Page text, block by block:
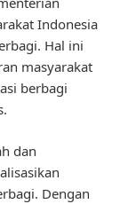
Indonesia
Hal ini
masyarakat
berbagi
dan
Dengan